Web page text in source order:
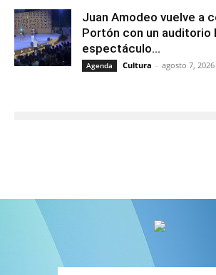
Juan Amodeo vuelve a
Portón con un auditorio
espectáculo...
Agenda Cultura - agosto 7, 2026